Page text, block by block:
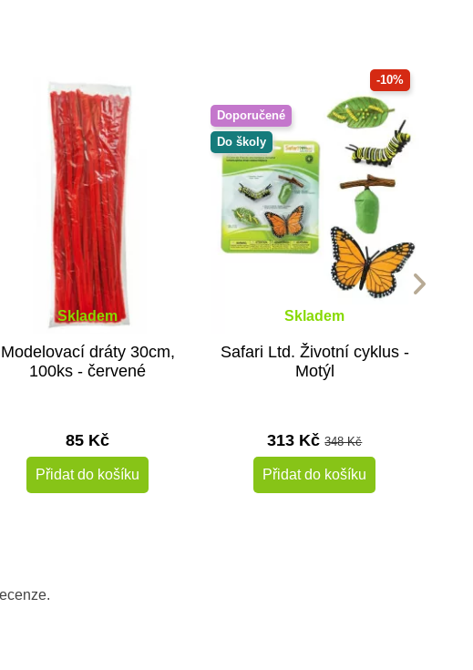
Skladem
Modelovací dráty 30cm,
100ks - červené
85 Kč
Přidat do košíku
-10%
Doporučené
Do školy
Skladem
Safari Ltd. Životní cyklus -
Motýl
313 Kč348 Kč
Přidat do košíku